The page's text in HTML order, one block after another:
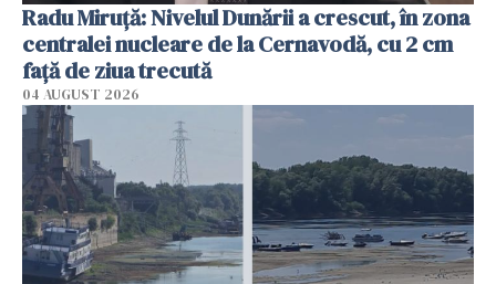
Radu Miruţă: Nivelul Dunării a crescut, în zona
centralei nucleare de la Cernavodă, cu 2 cm
faţă de ziua trecută
04 AUGUST 2026